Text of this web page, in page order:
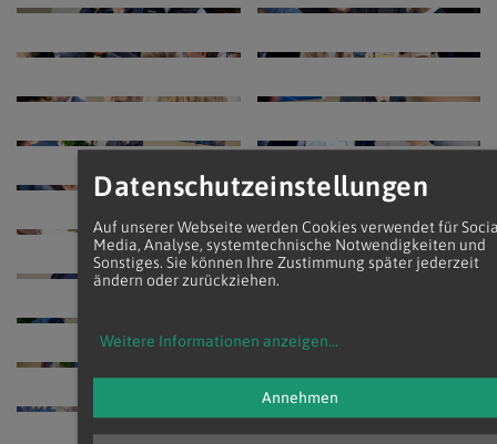
Datenschutzeinstellungen
Auf unserer Webseite werden Cookies verwendet für
Media, Analyse, systemtechnische Notwendigkeiten und
Sonstiges. Sie können Ihre Zustimmung später jederzeit
ändern oder zurückziehen.
Weitere Informationen anzeigen...
Annehmen